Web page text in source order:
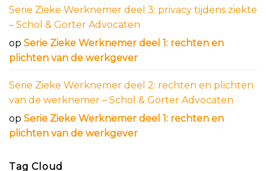
Serie Zieke Werknemer deel 3: privacy tijdens ziekte
– Schol & Gorter Advocaten
op Serie Zieke Werknemer deel 1: rechten en
plichten van de werkgever
Serie Zieke Werknemer deel 2: rechten en plichten
van de werknemer – Schol & Gorter Advocaten
op Serie Zieke Werknemer deel 1: rechten en
plichten van de werkgever
Tag Cloud